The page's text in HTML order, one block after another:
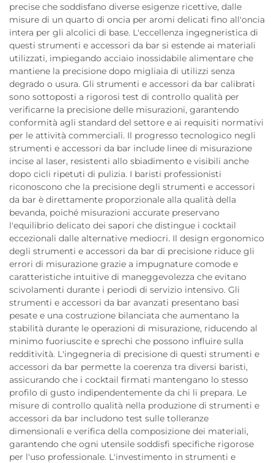
precise che soddisfano diverse esigenze ricettive, dalle
misure di un quarto di oncia per aromi delicati fino all'oncia
intera per gli alcolici di base. L'eccellenza ingegneristica di
questi strumenti e accessori da bar si estende ai materiali
utilizzati, impiegando acciaio inossidabile alimentare che
mantiene la precisione dopo migliaia di utilizzi senza
degrado o usura. Gli strumenti e accessori da bar calibrati
sono sottoposti a rigorosi test di controllo qualità per
verificarne la precisione delle misurazioni, garantendo
conformità agli standard del settore e ai requisiti normativi
per le attività commerciali. Il progresso tecnologico negli
strumenti e accessori da bar include linee di misurazione
incise al laser, resistenti allo sbiadimento e visibili anche
dopo cicli ripetuti di pulizia. I baristi professionisti
riconoscono che la precisione degli strumenti e accessori
da bar è direttamente proporzionale alla qualità della
bevanda, poiché misurazioni accurate preservano
l'equilibrio delicato dei sapori che distingue i cocktail
eccezionali dalle alternative mediocri. Il design ergonomico
degli strumenti e accessori da bar di precisione riduce gli
errori di misurazione grazie a impugnature comode e
caratteristiche intuitive di maneggevolezza che evitano
scivolamenti durante i periodi di servizio intensivo. Gli
strumenti e accessori da bar avanzati presentano basi
pesate e una costruzione bilanciata che aumentano la
stabilità durante le operazioni di misurazione, riducendo al
minimo fuoriuscite e sprechi che possono influire sulla
redditività. L'ingegneria di precisione di questi strumenti e
accessori da bar permette la coerenza tra diversi baristi,
assicurando che i cocktail firmati mantengano lo stesso
profilo di gusto indipendentemente da chi li prepara. Le
misure di controllo qualità nella produzione di strumenti e
accessori da bar includono test sulle tolleranze
dimensionali e verifica della composizione dei materiali,
garantendo che ogni utensile soddisfi specifiche rigorose
per l'uso professionale. L'investimento in strumenti e